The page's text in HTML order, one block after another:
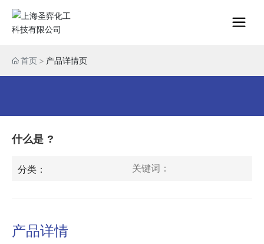
首页 产品详情页
什么是 ?
分类： 关键词：
产品详情